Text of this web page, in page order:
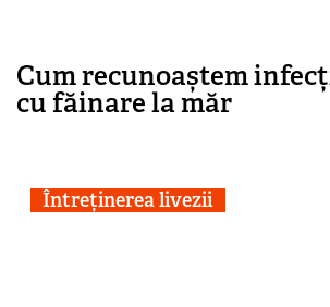
Cum recunoaștem
cu făinare la măr
Întreținerea livezii